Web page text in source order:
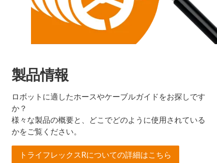
製品情報
ロボットに適したホースやケーブルガイドをお探しです
か？
様々な製品の概要と、どこでどのように使用されている
かをご覧ください。
トライフレックスRについての詳細はこちら